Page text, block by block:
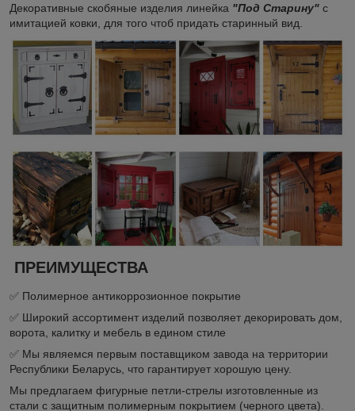
Декоративные скобяные изделия линейка "Под Старину" с
имитацией ковки, для того чтоб придать старинный вид.
ПРЕИМУЩЕСТВА
✅ Полимерное антикоррозионное покрытие
✅ Широкий ассортимент изделий позволяет декорировать дом,
ворота, калитку и мебель в едином стиле
✅ Мы являемся первым поставщиком завода на территории
Республики Беларусь, что гарантирует хорошую цену.
Мы предлагаем фигурные петли-стрелы изготовленные из
стали с защитным полимерным покрытием (черного цвета).